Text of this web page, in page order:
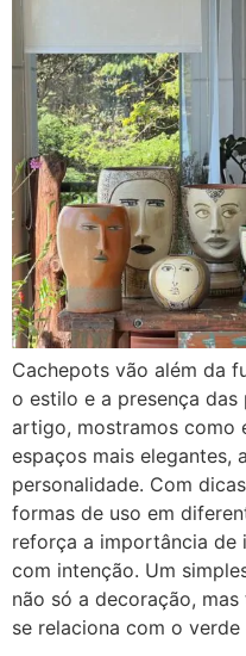
Cachepots vão além da
o estilo e a presença das
artigo, mostramos como
espaços mais elegantes,
personalidade. Com
formas de uso em
reforça a importância de
com intenção. Um
não só a decoração,
se relaciona com o verde